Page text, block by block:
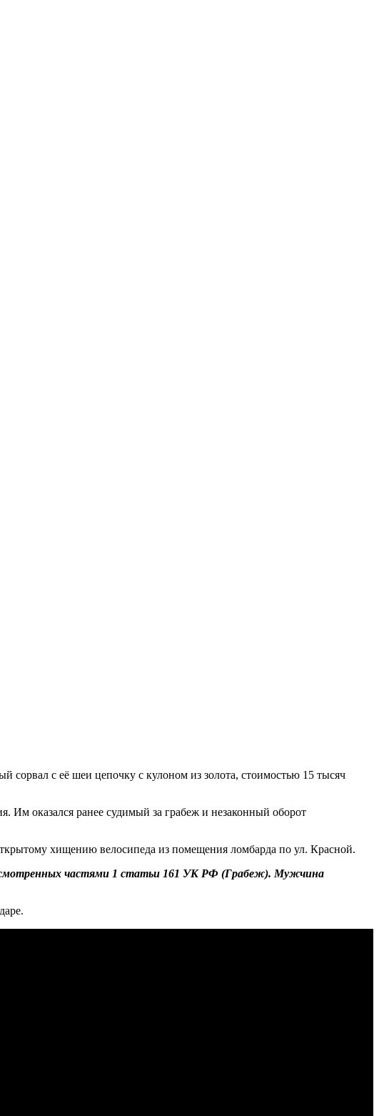
сорвал с её шеи цепочку с кулоном из золота, стоимостью 15 тысяч
Им оказался ранее судимый за грабеж и незаконный оборот
хищению велосипеда из помещения ломбарда по ул. Красной.
частями 1 статьи 161 УК РФ (Грабеж). Мужчина